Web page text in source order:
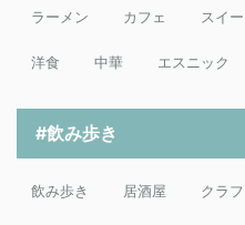
ラーメン カフェ スイ
洋食 中華 エスニック
#飲み歩き
飲み歩き 居酒屋 クラ